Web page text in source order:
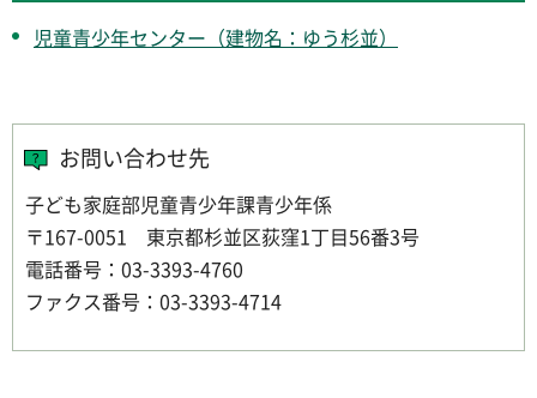
児童青少年センター（建物名：ゆう杉並）
お問い合わせ先
子ども家庭部児童青少年課青少年係
〒167-0051 東京都杉並区荻窪1丁目56番3号
電話番号：03-3393-4760
ファクス番号：03-3393-4714